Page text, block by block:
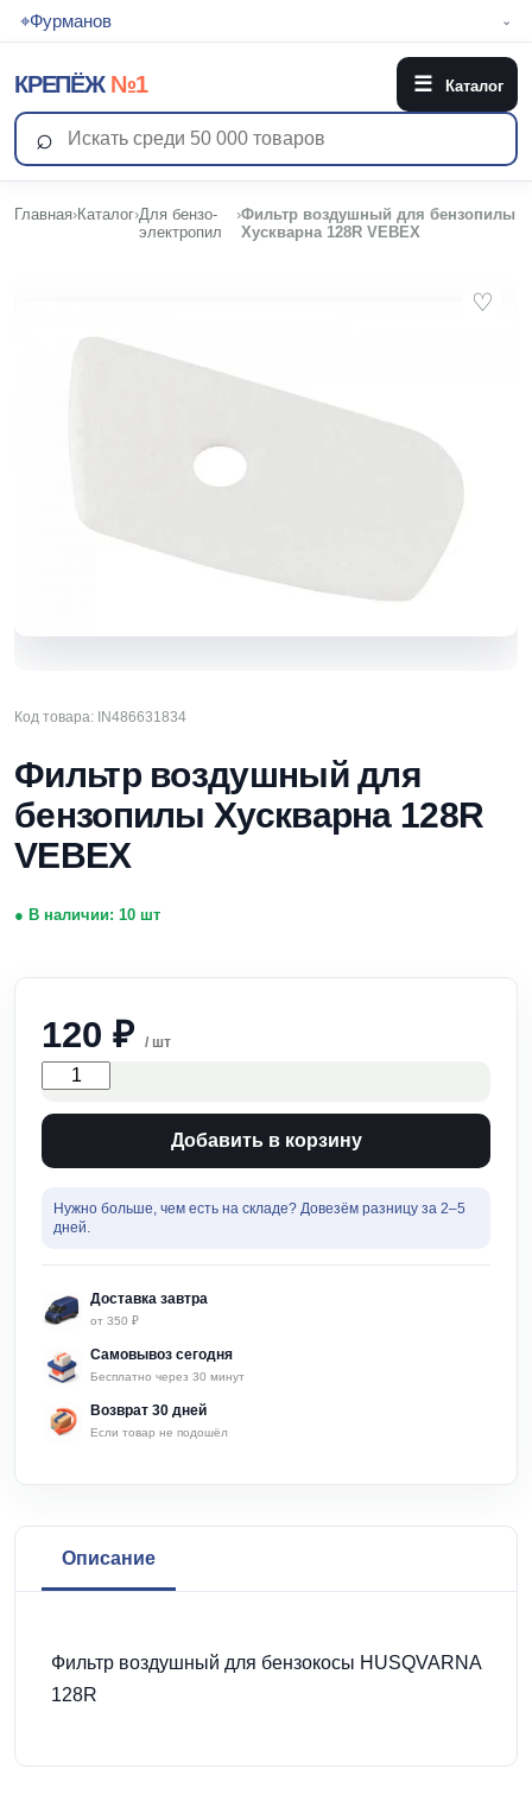
⌖Фурманов ⌄
КРЕПЁЖ №1 ☰ Каталог
⌕
Главная›Каталог›Для бензо-
электропил
›Фильтр воздушный для бензопилы
Хускварна 128R VEBEX
♡
Код товара: IN486631834
Фильтр воздушный для
бензопилы Хускварна 128R
VEBEX
● В наличии: 10 шт
120 ₽ / шт
Количество
товара
Фильтр
для
Хускварна
128R
VEBEX
Добавить в корзину
Нужно больше, чем есть на складе? Довезём разницу за 2–5
дней.
Доставка завтра
от 350 ₽
Самовывоз сегодня
Бесплатно через 30 минут
Возврат 30 дней
Если товар не подошёл
Описание
Фильтр воздушный для бензокосы HUSQVARNA
128R